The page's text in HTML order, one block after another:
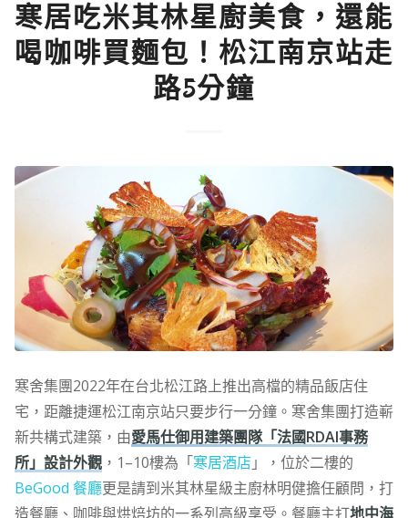
寒居吃米其林星廚美食，還能
喝咖啡買麵包！松江南京站走
路5分鐘
寒舍集團2022年在台北松江路上推出高檔的精品飯店住
宅，距離捷運松江南京站只要步行一分鐘。寒舍集團打造嶄
新共構式建築，由愛馬仕御用建築團隊「法國RDAI事務
所」設計外觀，1–10樓為「寒居酒店」，位於二樓的
BeGood 餐廳更是請到米其林星級主廚林明健擔任顧問，打
造餐廳、咖啡與烘焙坊的一系列高級享受。餐廳主打地中海